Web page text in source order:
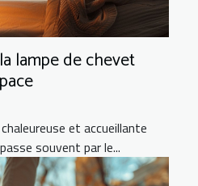
lampe de chevet
et accueillante
souvent par le...